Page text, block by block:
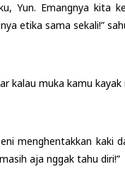
Yun. Emangnya kita
etika sama sekali!”
kalau muka kamu
menghentakkan
aja nggak tahu diri!”